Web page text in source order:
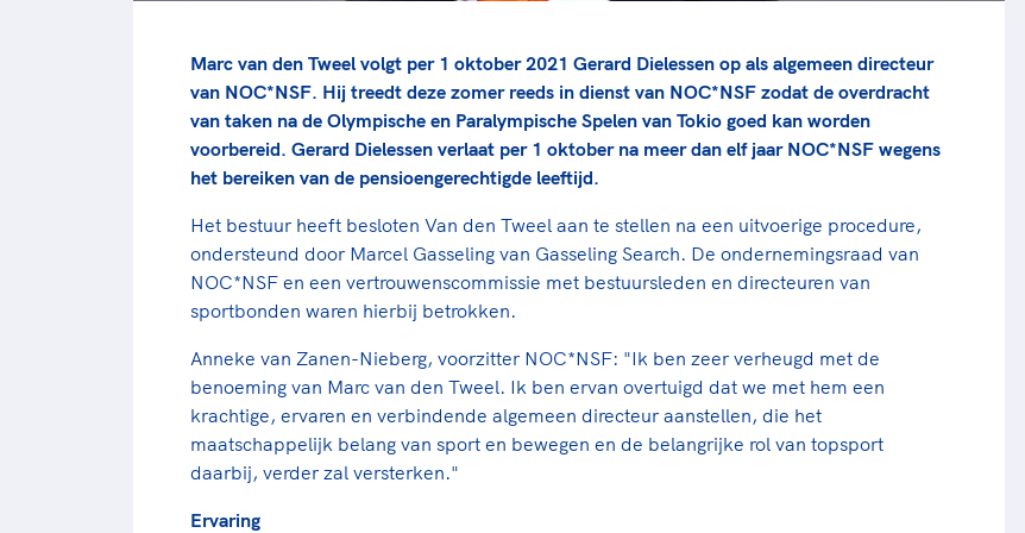
Marc van den Tweel volgt per 1 oktober 2021 Gerard Dielessen op als algemeen directeur
van NOC*NSF. Hij treedt deze zomer reeds in dienst van NOC*NSF zodat de overdracht
van taken na de Olympische en Paralympische Spelen van Tokio goed kan worden
voorbereid. Gerard Dielessen verlaat per 1 oktober na meer dan elf jaar NOC*NSF wegens
het bereiken van de pensioengerechtigde leeftijd.
Het bestuur heeft besloten Van den Tweel aan te stellen na een uitvoerige procedure,
ondersteund door Marcel Gasseling van Gasseling Search. De ondernemingsraad van
NOC*NSF en een vertrouwenscommissie met bestuursleden en directeuren van
sportbonden waren hierbij betrokken.
Anneke van Zanen-Nieberg, voorzitter NOC*NSF: "Ik ben zeer verheugd met de
benoeming van Marc van den Tweel. Ik ben ervan overtuigd dat we met hem een
krachtige, ervaren en verbindende algemeen directeur aanstellen, die het
maatschappelijk belang van sport en bewegen en de belangrijke rol van topsport
daarbij, verder zal versterken."
Ervaring